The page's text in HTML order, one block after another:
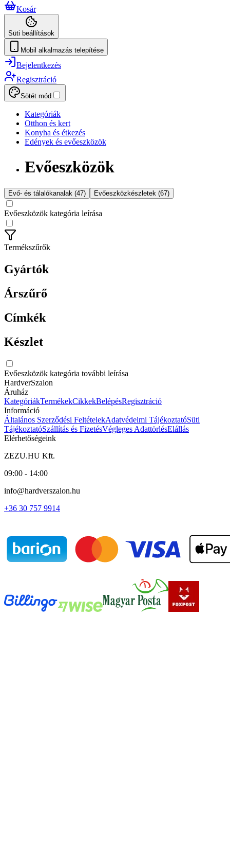
Kosár
Süti beállítások
Mobil alkalmazás telepítése
Bejelentkezés
Regisztráció
Sötét mód
Kategóriák
Otthon és kert
Konyha és étkezés
Edények és evőeszközök
Evőeszközök
Evő- és tálalókanalak (47) Evőeszközkészletek (67)
Evőeszközök kategória leírása
Termékszűrők
Gyártók
Árszűrő
Címkék
Készlet
Evőeszközök kategória további leírása
HardverSzalon
Áruház
KategóriákTermékekCikkekBelépésRegisztráció
Információ
Általános Szerződési FeltételekAdatvédelmi TájékoztatóSüti
TájékoztatóSzállítás és FizetésVégleges AdattörlésElállás
Elérhetőségeink
ZEZU.HU Kft.
09:00 - 14:00
info@hardverszalon.hu
+36 30 757 9914